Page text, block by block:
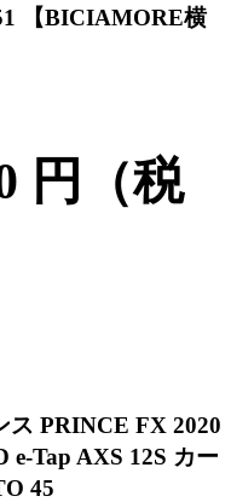
【BICIAMORE横
円（税
PRINCE FX 2020
e-Tap AXS 12S カー
45